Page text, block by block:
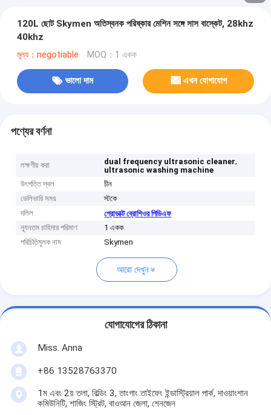
120L ছোট Skymen অতিস্বনক পরিষ্কার মেশিন সঙ্গে সাস বাস্কেট, 28khz
40khz
মূল্য：negotiable MOQ：1 একক
ভালো দাম এখন যোগাযোগ
পণ্যের বর্ণনা
লক্ষণীয় করা dual frequency ultrasonic cleaner,
ultrasonic washing machine
উৎপত্তি স্থল
চীন
ডেলিভারি সময়
স্টকে
দলিল
প্রোডাক্ট ব্রোশিওর পিডিএফ
ন্যূনতম চাহিদার পরিমাণ
1 একক
পরিচিতিমুলক নাম
Skymen
আরো দেখুন
যোগাযোগের ঠিকানা
Miss. Anna
+86 13528763370
1ম এবং 2য় তলা, বিল্ডিং 3, তাংগাং তাইফেং ইন্ডাস্ট্রিয়াল পার্ক, দাওয়াংশান
কমিউনিটি, শাজিং স্ট্রিট, বাওআন জেলা, শেনজেন